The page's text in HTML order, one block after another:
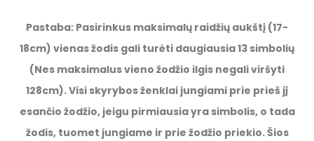
Pastaba: Pasirinkus maksimalų raidžių aukštį (17-
18cm) vienas žodis gali turėti daugiausia 13 simbolių
(Nes maksimalus vieno žodžio ilgis negali viršyti
128cm). Visi skyrybos ženklai jungiami prie prieš jį
esančio žodžio, jeigu pirmiausia yra simbolis, o tada
žodis, tuomet jungiame ir prie žodžio priekio. Šios